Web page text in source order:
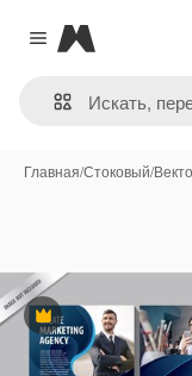
Close menu
Magnific
Главная/Стоковый/
Премиум